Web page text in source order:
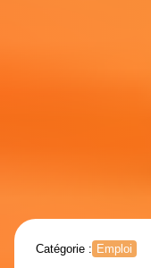
Catégorie : Emploi